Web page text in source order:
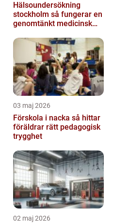
Hälsoundersökning
stockholm så fungerar en
genomtänkt medicinsk
03 maj 2026
Förskola i nacka så hittar
föräldrar rätt pedagogisk
trygghet
02 maj 2026